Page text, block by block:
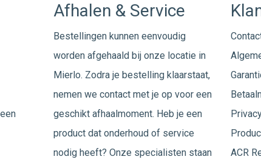
Afhalen & Service
Bestellingen kunnen eenvoudig
worden afgehaald bij onze locatie in
Mierlo. Zodra je bestelling klaarstaat,
nemen we contact met je op voor een
geschikt afhaalmoment. Heb je een
product dat onderhoud of service
nodig heeft? Onze specialisten staan
ACR